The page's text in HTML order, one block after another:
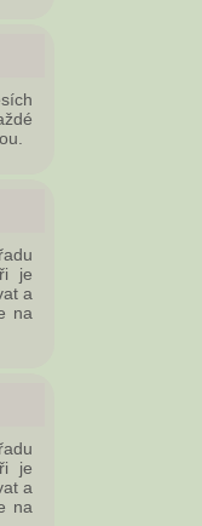
je
a
na
je
a
na